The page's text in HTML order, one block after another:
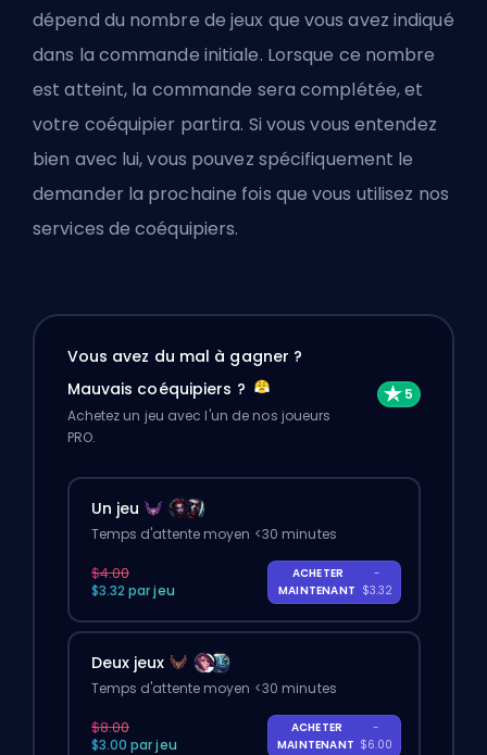
dépend du nombre de jeux que vous avez indiqué
dans la commande initiale. Lorsque ce nombre
est atteint, la commande sera complétée, et
votre coéquipier partira. Si vous vous entendez
bien avec lui, vous pouvez spécifiquement le
demander la prochaine fois que vous utilisez nos
services de coéquipiers.
Vous avez du mal à gagner ?
Mauvais coéquipiers ?
Achetez un jeu avec l'un de nos joueurs
PRO.
Un jeu
Temps d'attente moyen <30 minutes
$4.00
$3.32 par jeu
ACHETER
MAINTENANT
-
$3.32
Deux jeux
Temps d'attente moyen <30 minutes
$8.00
$3.00 par jeu
ACHETER
MAINTENANT
-
$6.00